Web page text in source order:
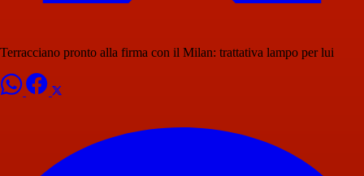
Terracciano pronto alla firma con il Milan: trattativa lampo per lui